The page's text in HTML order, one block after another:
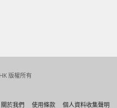
版權所有
關於我們 使用條款 個人資料收集聲明